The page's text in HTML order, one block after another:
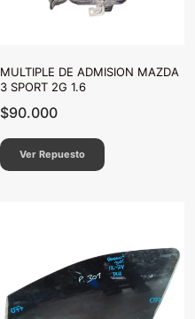
MULTIPLE DE ADMISION MAZDA
3 SPORT 2G 1.6
$90.000
Ver Repuesto